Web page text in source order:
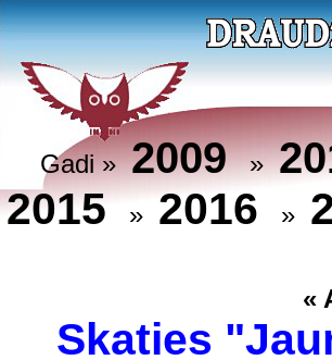
Gadi »2009»
2015 » 2016 »
«
Skaties